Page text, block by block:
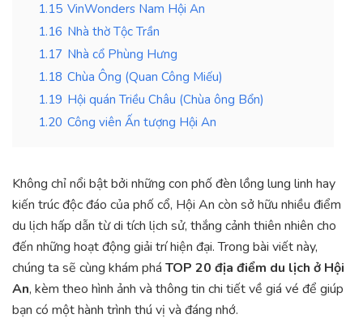
1.15 VinWonders Nam Hội An
1.16 Nhà thờ Tộc Trần
1.17 Nhà cổ Phùng Hưng
1.18 Chùa Ông (Quan Công Miếu)
1.19 Hội quán Triều Châu (Chùa ông Bổn)
1.20 Công viên Ấn tượng Hội An
Không chỉ nổi bật bởi những con phố đèn lồng lung linh hay
kiến trúc độc đáo của phố cổ, Hội An còn sở hữu nhiều điểm
du lịch hấp dẫn từ di tích lịch sử, thắng cảnh thiên nhiên cho
đến những hoạt động giải trí hiện đại. Trong bài viết này,
chúng ta sẽ cùng khám phá TOP 20 địa điểm du lịch ở Hội
An, kèm theo hình ảnh và thông tin chi tiết về giá vé để giúp
bạn có một hành trình thú vị và đáng nhớ.